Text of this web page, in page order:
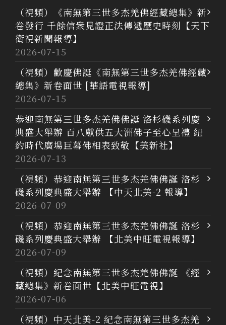
（視頻）《南無第三世多杰羌佛經藏總集》新
卷發行 千餘信衆見證正法傳遞歷史時刻【天下
衛視新聞報導】
2026-07-15
（視頻）歡慶佛誕《南無第三世多杰羌佛經藏
總集》新卷面世 [華語電視報導]
2026-07-15
恭迎南無第三世多杰羌佛佛誕 洛杉磯系列慶
典盛大舉辦 百八獻供五大洲佛子至心呈禮 紐
約時代廣場巨幕佛相表致敬【美新社】
2026-07-13
（視頻）恭迎南無第三世多杰羌佛佛誕 洛杉
磯系列慶典盛大舉辦 【中天北美-2 報導】
2026-07-09
（視頻）恭迎南無第三世多杰羌佛佛誕 洛杉
磯系列慶典盛大舉辦 【北美中旺電視報導】
2026-07-09
（視頻）紀念南無第三世多杰羌佛佛誕 《經
藏總集》新卷面世【北美中旺電視】
2026-07-06
（視頻）中天北美-2 紀念南無第三世多杰羌